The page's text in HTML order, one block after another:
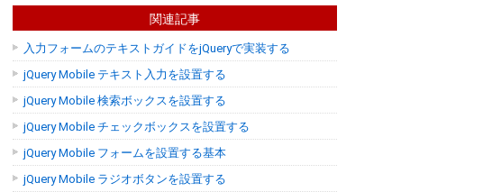
関連記事
入力フォームのテキストガイドをjQueryで実装する
jQuery Mobile テキスト入力を設置する
jQuery Mobile 検索ボックスを設置する
jQuery Mobile チェックボックスを設置する
jQuery Mobile フォームを設置する基本
jQuery Mobile ラジオボタンを設置する